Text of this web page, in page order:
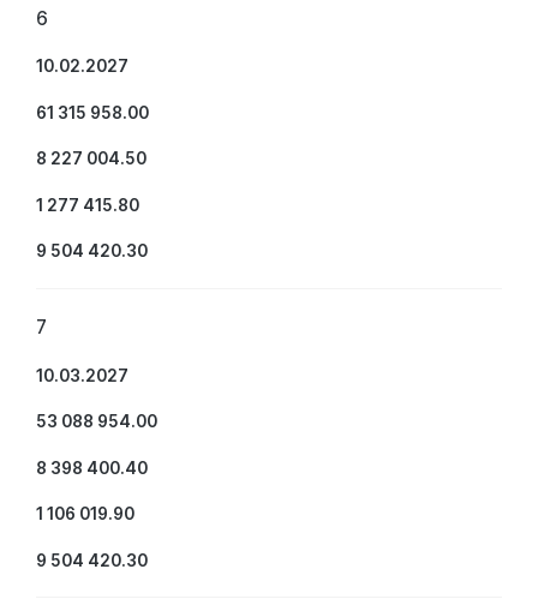
6
10.02.2027
61 315 958.00
8 227 004.50
1 277 415.80
9 504 420.30
7
10.03.2027
53 088 954.00
8 398 400.40
1 106 019.90
9 504 420.30